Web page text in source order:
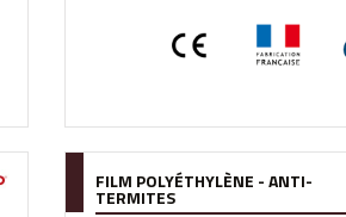
FILM POLYÉTHYLÈNE - ANTI-
TERMITES